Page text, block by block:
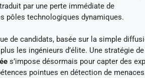
par une perte immédiate de
pôles technologiques dynamiques.
de candidats, basée sur la simple
plus les ingénieurs d’élite. Une stratégie de
s’impose désormais pour capter des
pointues en détection de